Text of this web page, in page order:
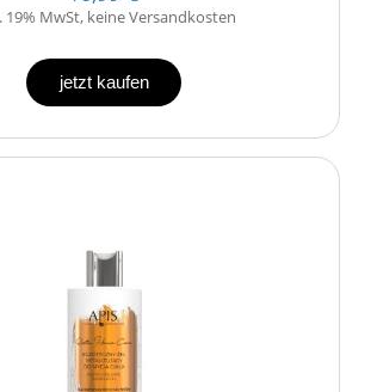
19% MwSt, keine Versandkosten
jetzt kaufen